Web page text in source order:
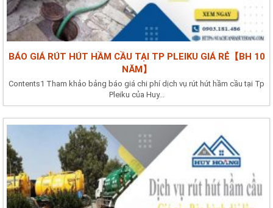
BÁO GIÁ RÚT HÚT HẦM CẦU TẠI TP PLEIKU GIÁ RẺ【BH 10
NĂM】
Contents1 Tham khảo bảng báo giá chi phí dịch vụ rút hút hầm cầu tại Tp
Pleiku của Huy...